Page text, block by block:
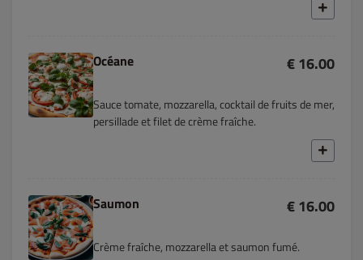
Océane € 16.00
Sauce tomate, mozzarella, cocktail de fruits de mer,
persillade et filet de crème fraîche.
Saumon € 16.00
Crème fraîche, mozzarella et saumon fumé.